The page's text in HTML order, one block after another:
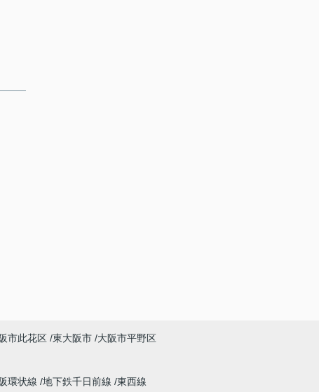
市此花区 東大阪市 大阪市平野区
環状線 地下鉄千日前線 東西線